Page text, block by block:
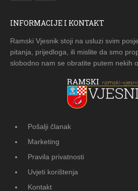
INFORMACIJE I KONTAKT
Ramski Vjesnik stoji na usluzi svim
pitanja, prijedloga, ili mislite da smo
slobodno nam se obratite putem nekih
Pošalji članak
Marketing
Pravila privatnosti
Uvjeti korištenja
Kontakt